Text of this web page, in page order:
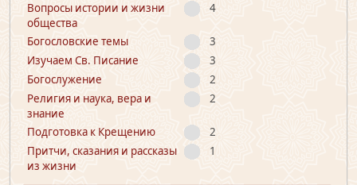
Вопросы истории и жизни
общества
4
Богословские темы
3
Изучаем Св. Писание
3
Богослужение
2
Религия и наука, вера и
знание
2
Подготовка к Крещению
2
Притчи, сказания и рассказы
из жизни
1